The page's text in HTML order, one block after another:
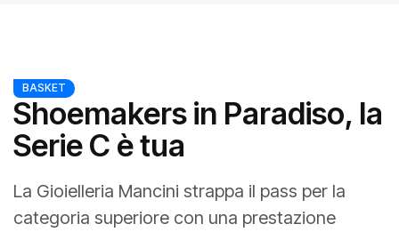
BASKET
Shoemakers in Paradiso, la
Serie C è tua
La Gioielleria Mancini strappa il pass per la
categoria superiore con una prestazione